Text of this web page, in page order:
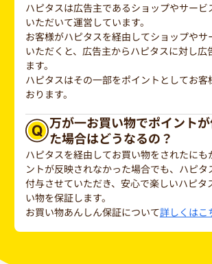
ハピタスは広告主であるショップやサービ
いただいて運営しています。
お客様がハピタスを経由してショップやサ
いただくと、広告主からハピタスに対し広
ます。
ハピタスはその一部をポイントとしてお客
おります。
万が一お買い物でポイント
た場合はどうなるの？
ハピタスを経由してお買い物をされたにも
ントが反映されなかった場合でも、ハピタ
付与させていただき、安心で楽しいハピタ
い物を保証します。
お買い物あんしん保証について詳しくはこ